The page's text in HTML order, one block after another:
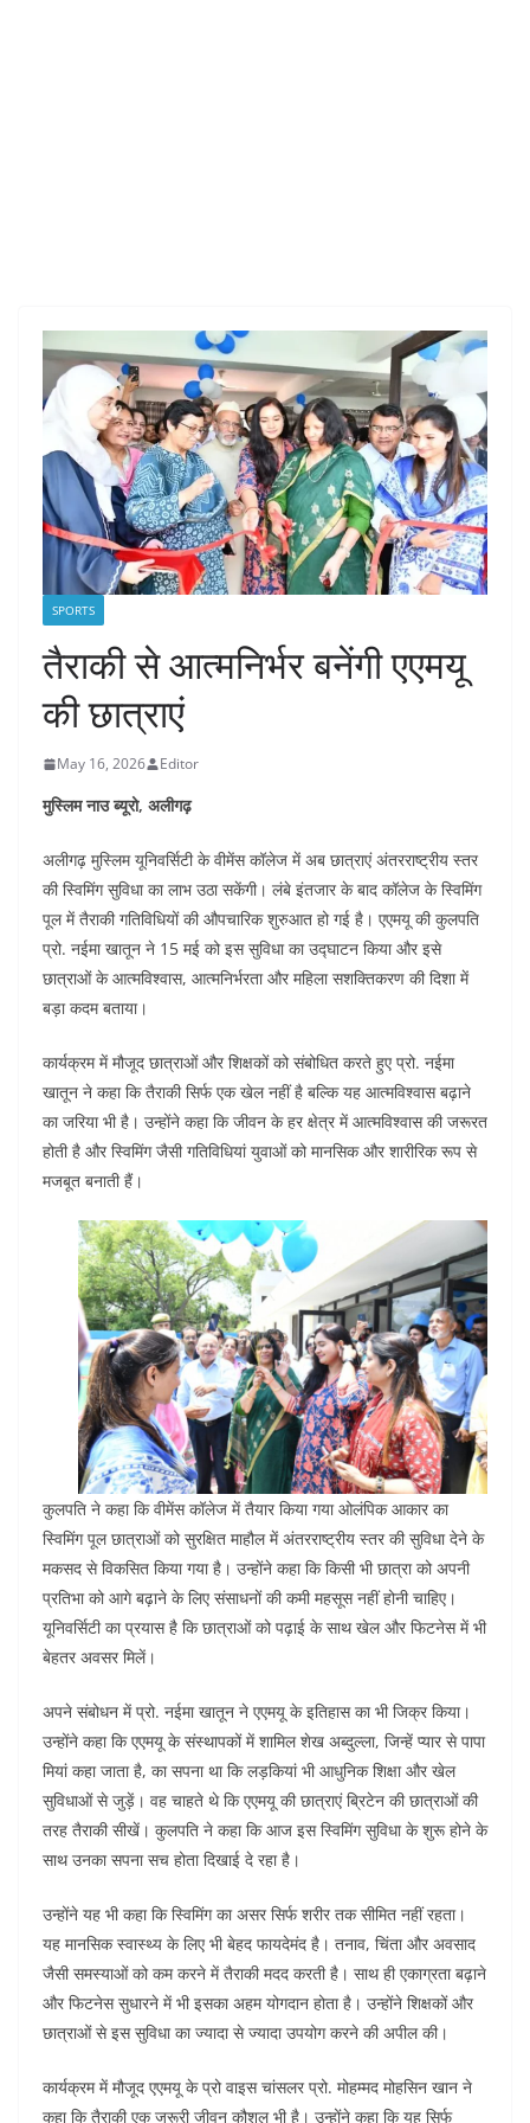
SPORTS
तैराकी से आत्मनिर्भर बनेंगी एएमयू
की छात्राएं
May 16, 2026 Editor
मुस्लिम नाउ ब्यूरो, अलीगढ़
अलीगढ़ मुस्लिम यूनिवर्सिटी के वीमेंस कॉलेज में अब छात्राएं अंतरराष्ट्रीय स्तर
की स्विमिंग सुविधा का लाभ उठा सकेंगी। लंबे इंतजार के बाद कॉलेज के स्विमिंग
पूल में तैराकी गतिविधियों की औपचारिक शुरुआत हो गई है। एएमयू की कुलपति
प्रो. नईमा खातून ने 15 मई को इस सुविधा का उद्घाटन किया और इसे
छात्राओं के आत्मविश्वास, आत्मनिर्भरता और महिला सशक्तिकरण की दिशा में
बड़ा कदम बताया।
कार्यक्रम में मौजूद छात्राओं और शिक्षकों को संबोधित करते हुए प्रो. नईमा
खातून ने कहा कि तैराकी सिर्फ एक खेल नहीं है बल्कि यह आत्मविश्वास बढ़ाने
का जरिया भी है। उन्होंने कहा कि जीवन के हर क्षेत्र में आत्मविश्वास की जरूरत
होती है और स्विमिंग जैसी गतिविधियां युवाओं को मानसिक और शारीरिक रूप से
मजबूत बनाती हैं।
कुलपति ने कहा कि वीमेंस कॉलेज में तैयार किया गया ओलंपिक आकार का
स्विमिंग पूल छात्राओं को सुरक्षित माहौल में अंतरराष्ट्रीय स्तर की सुविधा देने के
मकसद से विकसित किया गया है। उन्होंने कहा कि किसी भी छात्रा को अपनी
प्रतिभा को आगे बढ़ाने के लिए संसाधनों की कमी महसूस नहीं होनी चाहिए।
यूनिवर्सिटी का प्रयास है कि छात्राओं को पढ़ाई के साथ खेल और फिटनेस में भी
बेहतर अवसर मिलें।
अपने संबोधन में प्रो. नईमा खातून ने एएमयू के इतिहास का भी जिक्र किया।
उन्होंने कहा कि एएमयू के संस्थापकों में शामिल शेख अब्दुल्ला, जिन्हें प्यार से पापा
मियां कहा जाता है, का सपना था कि लड़कियां भी आधुनिक शिक्षा और खेल
सुविधाओं से जुड़ें। वह चाहते थे कि एएमयू की छात्राएं ब्रिटेन की छात्राओं की
तरह तैराकी सीखें। कुलपति ने कहा कि आज इस स्विमिंग सुविधा के शुरू होने के
साथ उनका सपना सच होता दिखाई दे रहा है।
उन्होंने यह भी कहा कि स्विमिंग का असर सिर्फ शरीर तक सीमित नहीं रहता।
यह मानसिक स्वास्थ्य के लिए भी बेहद फायदेमंद है। तनाव, चिंता और अवसाद
जैसी समस्याओं को कम करने में तैराकी मदद करती है। साथ ही एकाग्रता बढ़ाने
और फिटनेस सुधारने में भी इसका अहम योगदान होता है। उन्होंने शिक्षकों और
छात्राओं से इस सुविधा का ज्यादा से ज्यादा उपयोग करने की अपील की।
कार्यक्रम में मौजूद एएमयू के प्रो वाइस चांसलर प्रो. मोहम्मद मोहसिन खान ने
कहा कि तैराकी एक जरूरी जीवन कौशल भी है। उन्होंने कहा कि यह सिर्फ